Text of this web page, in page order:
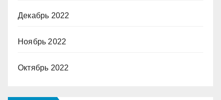
Декабрь 2022
Ноябрь 2022
Октябрь 2022